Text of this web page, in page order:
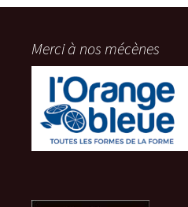
Merci à nos mécènes